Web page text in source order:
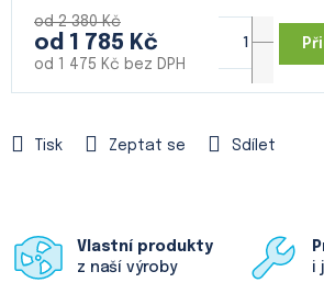
Tisk Zeptat se Sdílet
od 2 380 Kč
od 1 785 Kč
od 1 475 Kč bez DPH
Vlastní produkty
z naší výroby
i